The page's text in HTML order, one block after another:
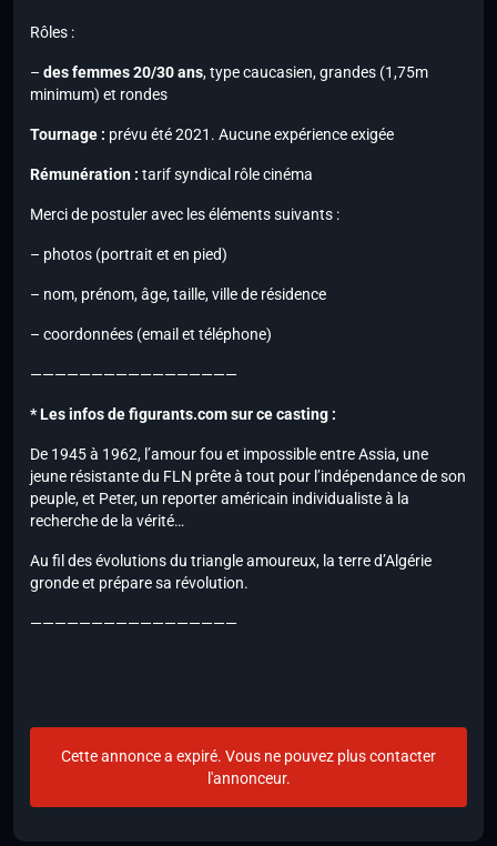
Rôles :
– des femmes 20/30 ans, type caucasien,grandes (1,75m
minimum) et rondes
Tournage : prévu été 2021. Aucune expérience exigée
Rémunération : tarif syndical rôle cinéma
Merci de postuler avec les éléments suivants :
– photos (portrait et en pied)
– nom, prénom, âge, taille, ville de résidence
– coordonnées (email et téléphone)
—————————————————
* Les infos de figurants.com sur ce casting :
De 1945 à 1962, l’amour fou et impossible entre Assia, une
jeune résistante du FLN prête à tout pour l’indépendance de son
peuple, et Peter, un reporter américain individualiste à la
recherche de la vérité…
Au fil des évolutions du triangle amoureux, la terre d’Algérie
gronde et prépare sa révolution.
—————————————————
Cette annonce a expiré. Vous ne pouvez plus contacter
l'annonceur.